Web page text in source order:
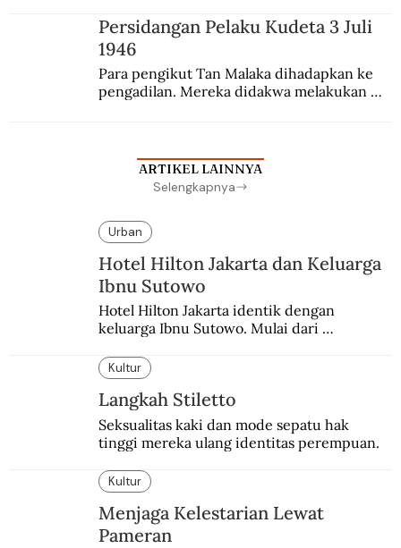
Persidangan Pelaku Kudeta 3 Juli
1946
Para pengikut Tan Malaka dihadapkan ke
pengadilan. Mereka didakwa melakukan
ARTIKEL LAINNYA
Selengkapnya
Urban
Hotel Hilton Jakarta dan Keluarga
Ibnu Sutowo
Hotel Hilton Jakarta identik dengan
keluarga Ibnu Sutowo. Mulai dari
pada malam tahun baru.
Kultur
Langkah Stiletto
Seksualitas kaki dan mode sepatu hak
tinggi mereka ulang identitas perempuan.
Kultur
Menjaga Kelestarian Lewat
Pameran